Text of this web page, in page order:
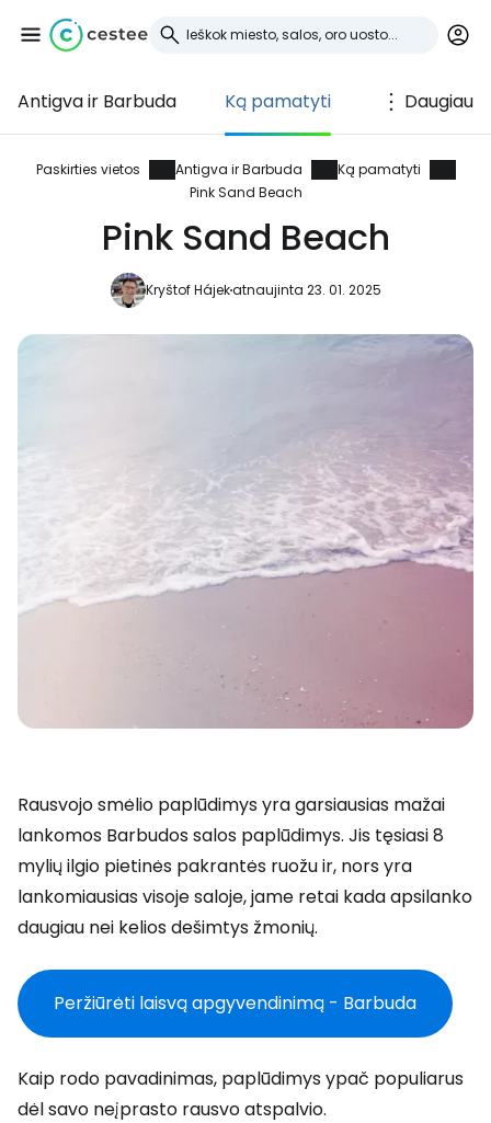
Antigva ir Barbuda Ką pamatyti Daugiau
Paskirties vietos Antigva ir Barbuda
Ką pamatyti
Pink Sand Beach
Pink Sand Beach
Kryštof Hájekatnaujinta 23. 01. 2025
Rausvojo smėlio paplūdimys yra garsiausias mažai
lankomos Barbudos salos paplūdimys. Jis tęsiasi 8
mylių ilgio pietinės pakrantės ruožu ir, nors yra
lankomiausias visoje saloje, jame retai kada apsilanko
daugiau nei kelios dešimtys žmonių.
Peržiūrėti laisvą apgyvendinimą - Barbuda
Kaip rodo pavadinimas, paplūdimys ypač populiarus
dėl savo neįprasto rausvo atspalvio.
Prisijunkite prie
Cestee
... pasaulinė kelionių bendruomenė
Tęsti su Google
Tęsti el. paštu